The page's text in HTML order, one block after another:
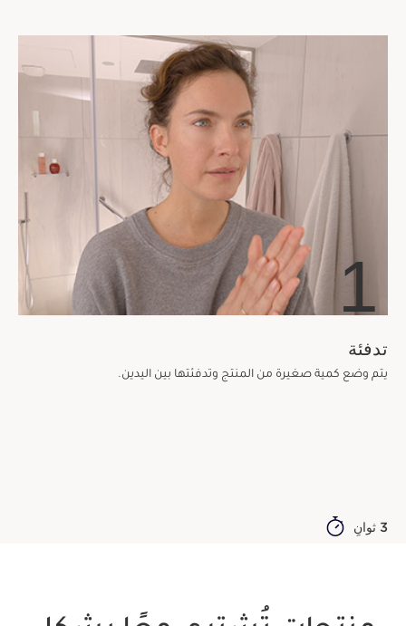
1
تدفئة
يتم وضع كمية صغيرة من المنتج وتدفئتها بين اليدين.
3 ثوانٍ